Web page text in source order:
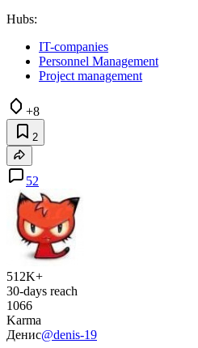
Hubs:
IT-companies
Personnel Management
Project management
+8
2
52
512K+
30-days reach
1066
Karma
Денис@denis-19